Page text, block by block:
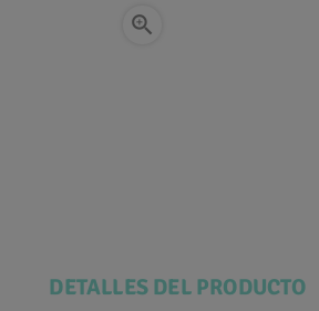

DETALLES DEL PRODUCTO